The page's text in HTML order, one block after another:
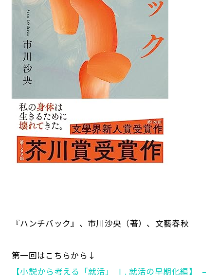
『ハンチバック』、市川沙央（著）、文藝春秋
第一回はこちらから↓
【小説から考える「就活」 Ⅰ. 就活の早期化編】 –